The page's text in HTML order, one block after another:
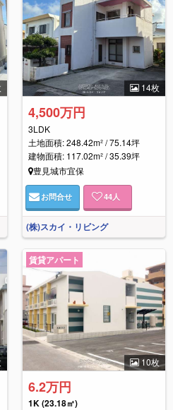
14枚
4,500万円
3LDK
土地面積: 248.42m² / 75.14坪
建物面積: 117.02m² / 35.39坪
豊見城市宜保
お問合せ 44人
(株)スカイ・リビング
10枚
賃貸アパート
6.2万円
1K(23.18㎡)